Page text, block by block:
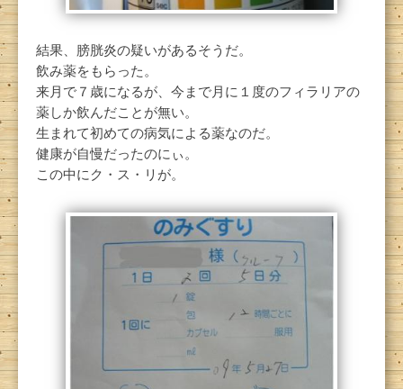
結果、膀胱炎の疑いがあるそうだ。
飲み薬をもらった。
来月で７歳になるが、今まで月に１度のフィラリアの
薬しか飲んだことが無い。
生まれて初めての病気による薬なのだ。
健康が自慢だったのにぃ。
この中にク・ス・リが。